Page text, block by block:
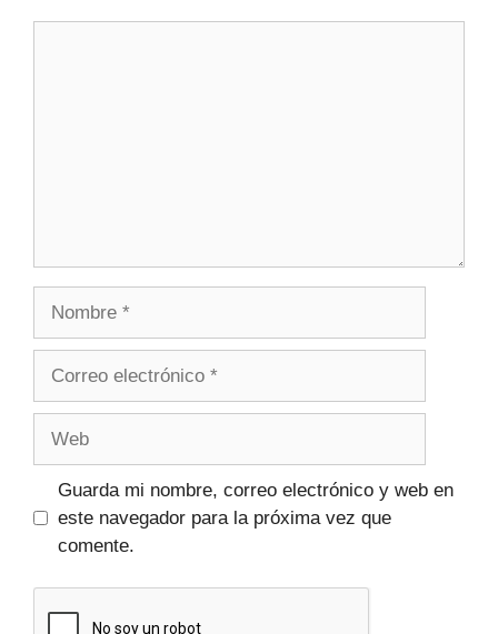
Guarda mi nombre, correo electrónico y web en
este navegador para la próxima vez que
comente.